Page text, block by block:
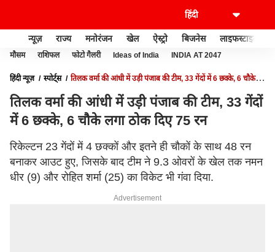
न्यूज़ राज्य मनोरंजन खेल ऐस्ट्रो बिजनेस लाइफस्टाइल
मौसम राशिफल फोटो गैलरी Ideas of India INDIA AT 2047
हिंदी न्यूज़ स्पोर्ट्स
तिलक वर्मा की आंधी में उड़ी पंजाब की टीम, 33 गेंदों में 6 छक्के, 6 चौके
तिलक वर्मा की आंधी में उड़ी पंजाब की टीम, 33 गेंदों
में 6 छक्के, 6 चौके लगा ठोक दिए 75 रन
रिकेल्टन 23 गेंदों में 4 छक्कों और इतने ही चौकों के साथ 48 रन
बनाकर आउट हुए, जिसके बाद टीम ने 9.3 ओवरों के खेल तक नमन
धीर (9) और रोहित शर्मा (25) का विकेट भी गंवा दिया.
Advertisement